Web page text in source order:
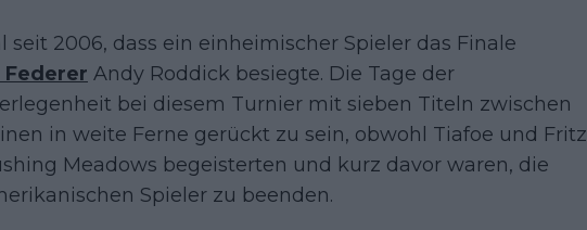
seit 2006, dass ein einheimischer Spieler das Finale
Federer Andy Roddick besiegte. Die Tage der
bei diesem Turnier mit sieben Titeln zwischen
in weite Ferne gerückt zu sein, obwohl Tiafoe und Fritz
Meadows begeisterten und kurz davor waren, die
Spieler zu beenden.